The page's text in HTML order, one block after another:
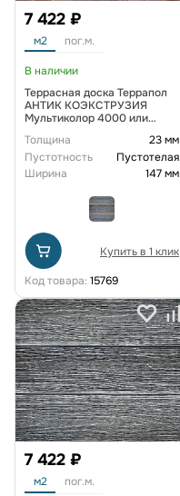
7 422 ₽
м2 пог.м.
В наличии
Террасная доска Террапол
АНТИК КОЭКСТРУЗИЯ
Мультиколор 4000 или
Везувий
Толщина
23 мм
Пустотность
Пустотелая
Ширина
147 мм
Купить в 1 клик
Код товара: 15769
7 422 ₽
м2 пог.м.